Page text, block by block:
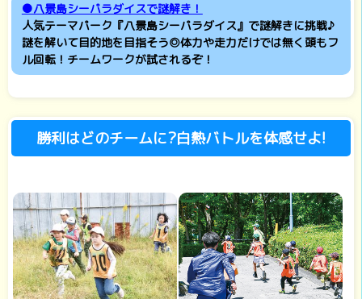
●八景島シーパラダイスで謎解き！
人気テーマパーク『八景島シーパラダイス』で謎解きに挑戦♪
謎を解いて目的地を目指そう◎体力や走力だけでは無く頭もフ
ル回転！チームワークが試されるぞ！
勝利はどのチームに?白熱バトルを体感せよ!